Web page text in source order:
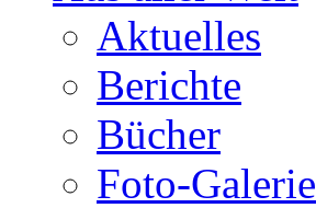
Aktuelles
Berichte
Bücher
Foto-Galerie